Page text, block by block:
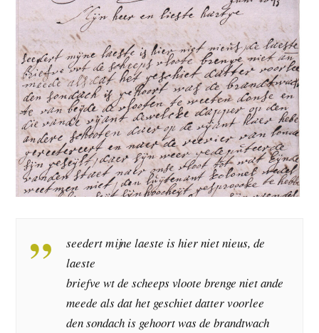
seedert mijne laeste is hier niet nieus, de
laeste
briefve wt de scheeps vloote brenge niet ande
meede als dat het geschiet datter voorlee
den sondach is gehoort was de brandtwach